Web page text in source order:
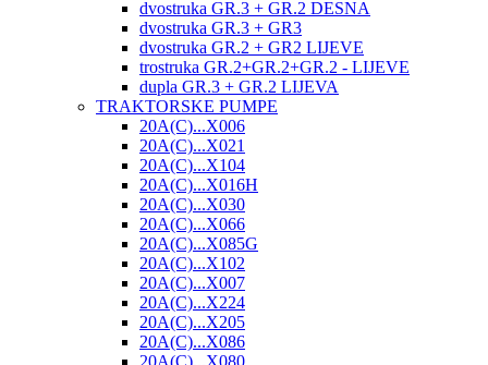
dvostruka GR.3 + GR.2 DESNA
dvostruka GR.3 + GR3
dvostruka GR.2 + GR2 LIJEVE
trostruka GR.2+GR.2+GR.2 - LIJEVE
dupla GR.3 + GR.2 LIJEVA
TRAKTORSKE PUMPE
20A(C)...X006
20A(C)...X021
20A(C)...X104
20A(C)...X016H
20A(C)...X030
20A(C)...X066
20A(C)...X085G
20A(C)...X102
20A(C)...X007
20A(C)...X224
20A(C)...X205
20A(C)...X086
20A(C)...X080